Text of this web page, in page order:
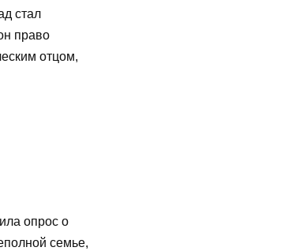
стал
право
отцом,
опрос о
семье,